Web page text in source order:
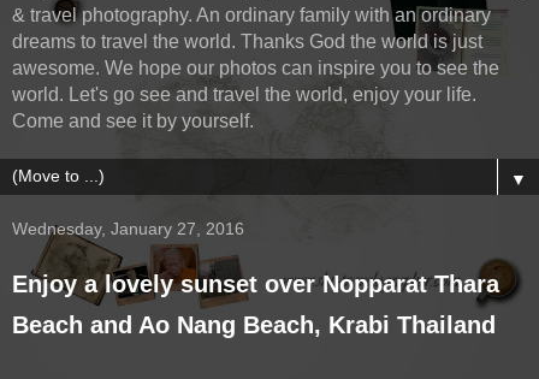
& travel photography. An ordinary family with an ordinary
dreams to travel the world. Thanks God the world is just
awesome. We hope our photos can inspire you to see the
world. Let's go see and travel the world, enjoy your life.
Come and see it by yourself.
▼
Wednesday, January 27, 2016
Enjoy a lovely sunset over Nopparat Thara
Beach and Ao Nang Beach, Krabi Thailand